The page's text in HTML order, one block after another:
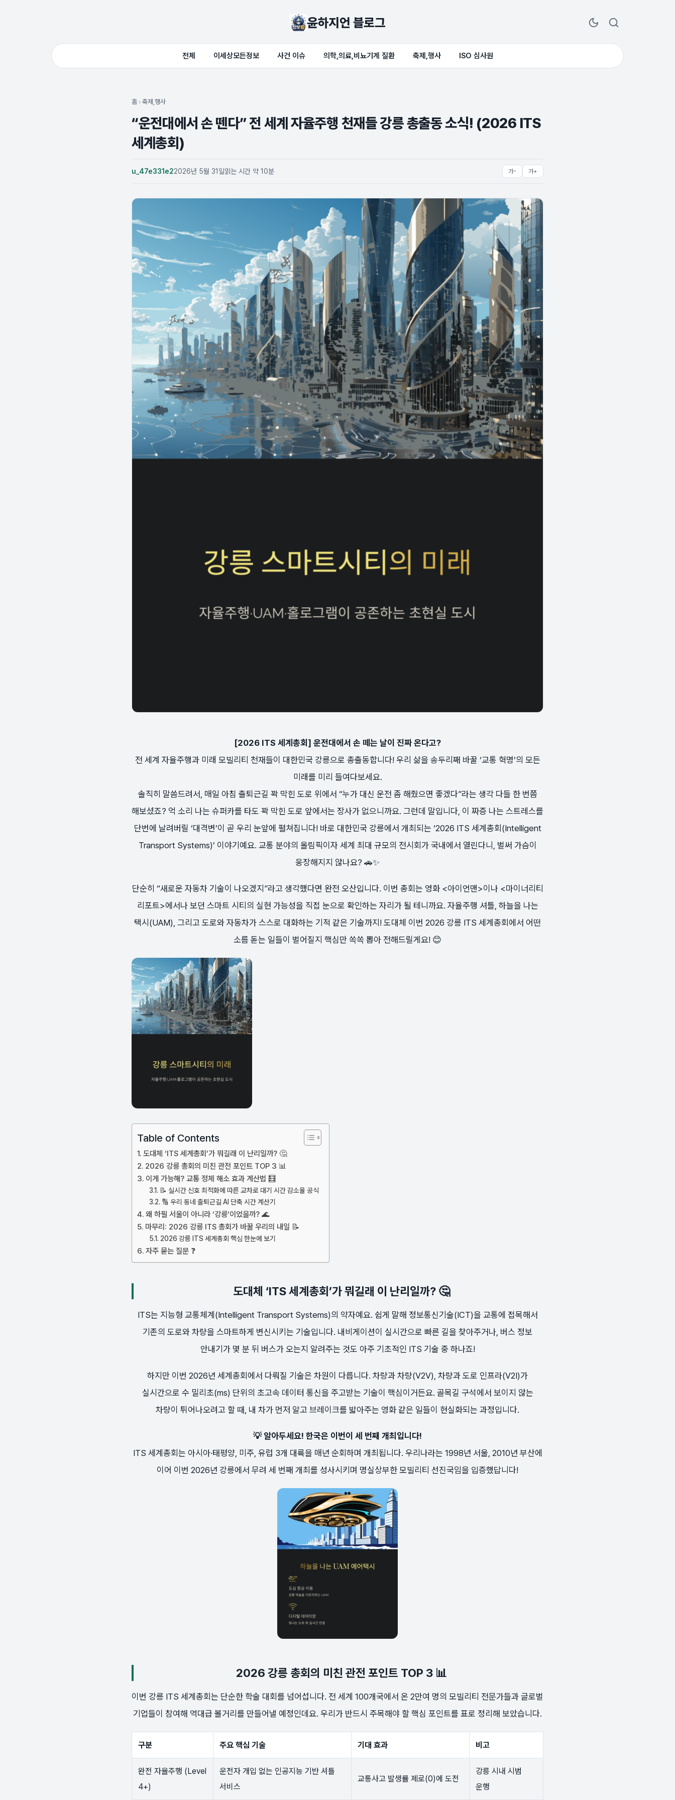
윤하지언 블로그
전체 이세상모든정보 사건 이슈 의학,의료,비뇨기계 질환 축제,행사 ISO 심사원
홈 › 축제,행사
“운전대에서 손 뗀다” 전 세계 자율주행 천재들 강릉 총출동 소식! (2026 ITS
세계총회)
u_47e331e22026년 5월 31일읽는 시간 약 10분 가- 가+
[2026 ITS 세계총회] 운전대에서 손 떼는 날이 진짜 온다고?
전 세계 자율주행과 미래 모빌리티 천재들이 대한민국 강릉으로 총출동합니다! 우리 삶을 송두리째 바꿀 ‘교통 혁명’의 모든
미래를 미리 들여다보세요.
솔직히 말씀드려서, 매일 아침 출퇴근길 꽉 막힌 도로 위에서 “누가 대신 운전 좀 해줬으면 좋겠다”라는 생각 다들 한 번쯤
해보셨죠? 억 소리 나는 슈퍼카를 타도 꽉 막힌 도로 앞에서는 장사가 없으니까요. 그런데 말입니다, 이 짜증 나는 스트레스를
단번에 날려버릴 ‘대격변’이 곧 우리 눈앞에 펼쳐집니다! 바로 대한민국 강릉에서 개최되는 ‘2026 ITS 세계총회(Intelligent
Transport Systems)’ 이야기예요. 교통 분야의 올림픽이자 세계 최대 규모의 전시회가 국내에서 열린다니, 벌써 가슴이
웅장해지지 않나요? 🚗✨
단순히 “새로운 자동차 기술이 나오겠지”라고 생각했다면 완전 오산입니다. 이번 총회는 영화 <아이언맨>이나 <마이너리티
리포트>에서나 보던 스마트 시티의 실현 가능성을 직접 눈으로 확인하는 자리가 될 테니까요. 자율주행 셔틀, 하늘을 나는
택시(UAM), 그리고 도로와 자동차가 스스로 대화하는 기적 같은 기술까지! 도대체 이번 2026 강릉 ITS 세계총회에서 어떤
소름 돋는 일들이 벌어질지 핵심만 쏙쏙 뽑아 전해드릴게요! 😊
Table of Contents
도대체 ‘ITS 세계총회’가 뭐길래 이 난리일까? 🤔
2026 강릉 총회의 미친 관전 포인트 TOP 3 📊
이게 가능해? 교통 정체 해소 효과 계산법 🧮
📝 실시간 신호 최적화에 따른 교차로 대기 시간 감소율 공식
🔢 우리 동네 출퇴근길 AI 단축 시간 계산기
왜 하필 서울이 아니라 ‘강릉’이었을까? 🌊
마무리: 2026 강릉 ITS 총회가 바꿀 우리의 내일 📝
2026 강릉 ITS 세계총회 핵심 한눈에 보기
자주 묻는 질문 ❓
도대체 ‘ITS 세계총회’가 뭐길래 이 난리일까? 🤔
ITS는 지능형 교통체계(Intelligent Transport Systems)의 약자예요. 쉽게 말해 정보통신기술(ICT)을 교통에 접목해서
기존의 도로와 차량을 스마트하게 변신시키는 기술입니다. 내비게이션이 실시간으로 빠른 길을 찾아주거나, 버스 정보
안내기가 몇 분 뒤 버스가 오는지 알려주는 것도 아주 기초적인 ITS 기술 중 하나죠!
하지만 이번 2026년 세계총회에서 다뤄질 기술은 차원이 다릅니다. 차량과 차량(V2V), 차량과 도로 인프라(V2I)가
실시간으로 수 밀리초(ms) 단위의 초고속 데이터 통신을 주고받는 기술이 핵심이거든요. 골목길 구석에서 보이지 않는
차량이 튀어나오려고 할 때, 내 차가 먼저 알고 브레이크를 밟아주는 영화 같은 일들이 현실화되는 과정입니다.
💡 알아두세요! 한국은 이번이 세 번째 개최입니다!
ITS 세계총회는 아시아·태평양, 미주, 유럽 3개 대륙을 매년 순회하며 개최됩니다. 우리나라는 1998년 서울, 2010년 부산에
이어 이번 2026년 강릉에서 무려 세 번째 개최를 성사시키며 명실상부한 모빌리티 선진국임을 입증했답니다!
2026 강릉 총회의 미친 관전 포인트 TOP 3 📊
이번 강릉 ITS 세계총회는 단순한 학술 대회를 넘어섭니다. 전 세계 100개국에서 온 2만여 명의 모빌리티 전문가들과 글로벌
기업들이 참여해 역대급 볼거리를 만들어낼 예정인데요. 우리가 반드시 주목해야 할 핵심 포인트를 표로 정리해 보았습니다.
구분 주요 핵심 기술 기대 효과 비고
완전 자율주행 (Level
4+)
운전자 개입 없는 인공지능 기반 셔틀
서비스
교통사고 발생률 제로(0)에 도전
강릉 시내 시범
운행